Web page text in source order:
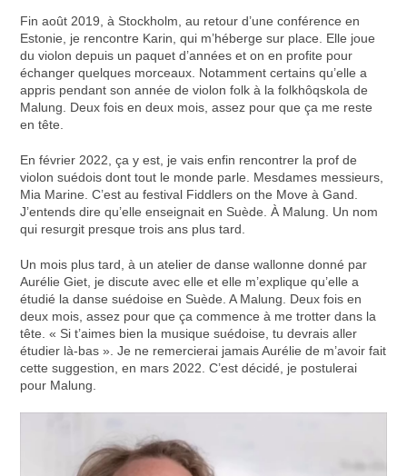
Fin août 2019, à Stockholm, au retour d’une conférence en
Estonie, je rencontre Karin, qui m’héberge sur place. Elle joue
du violon depuis un paquet d’années et on en profite pour
échanger quelques morceaux. Notamment certains qu’elle a
appris pendant son année de violon folk à la folkhôqskola de
Malung. Deux fois en deux mois, assez pour que ça me reste
en tête.
En février 2022, ça y est, je vais enfin rencontrer la prof de
violon suédois dont tout le monde parle. Mesdames messieurs,
Mia Marine. C’est au festival Fiddlers on the Move à Gand.
J’entends dire qu’elle enseignait en Suède. À Malung. Un nom
qui resurgit presque trois ans plus tard.
Un mois plus tard, à un atelier de danse wallonne donné par
Aurélie Giet, je discute avec elle et elle m’explique qu’elle a
étudié la danse suédoise en Suède. A Malung. Deux fois en
deux mois, assez pour que ça commence à me trotter dans la
tête. « Si t’aimes bien la musique suédoise, tu devrais aller
étudier là-bas ». Je ne remercierai jamais Aurélie de m’avoir fait
cette suggestion, en mars 2022. C’est décidé, je postulerai
pour Malung.